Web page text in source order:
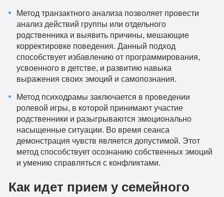
Метод транзактного анализа позволяет провести
анализ действий группы или отдельного
родственника и выявить причины, мешающие
корректировке поведения. Данный подход
способствует избавлению от программирования,
усвоенного в детстве, и развитию навыка
выражения своих эмоций и самопознания.
Метод психодрамы заключается в проведении
ролевой игры, в которой принимают участие
родственники и разыгрываются эмоционально
насыщенные ситуации. Во время сеанса
демонстрация чувств является допустимой. Этот
метод способствует осознанию собственных эмоций
и умению справляться с конфликтами.
Как идет прием у семейного